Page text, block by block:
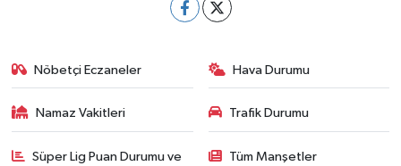
Nöbetçi Eczaneler Hava Durumu
Namaz Vakitleri Trafik Durumu
Süper Lig Puan Durumu ve Tüm Manşetler